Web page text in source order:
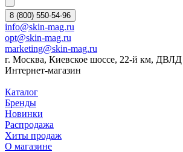
8 (800) 550-54-96
info@skin-mag.ru
opt@skin-mag.ru
marketing@skin-mag.ru
г. Москва, Киевское шоссе, 22-й км, ДВЛД
Интернет-магазин
Каталог
Бренды
Новинки
Распродажа
Хиты продаж
О магазине